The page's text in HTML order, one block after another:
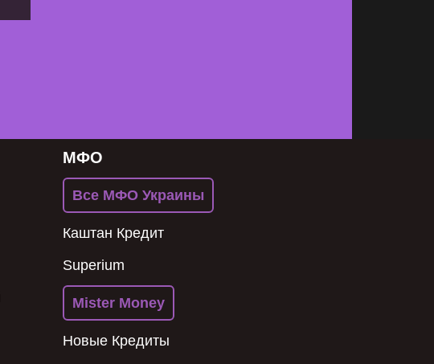
МФО
Все МФО Украины
Каштан Кредит
Superium
Mister Money
Новые Кредиты